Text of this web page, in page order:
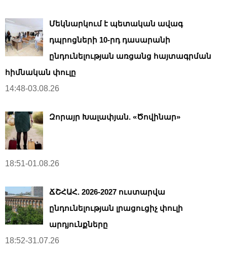
Մեկնարկում է պետական ավագ
դպրոցների 10-րդ դասարանի
ընդունելության առցանց հայտագրման
հիմնական փուլը
14:48-03.08.26
Զորայր Խալափյան. «Ծովինար»
18:51-01.08.26
ՃՇՀԱՀ. 2026-2027 ուստարվա
ընդունելության լրացուցիչ փուլի
արդյունքները
18:52-31.07.26